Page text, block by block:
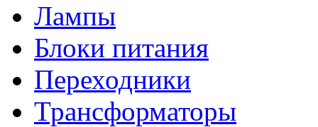
Лампы
Блоки питания
Переходники
Трансформаторы